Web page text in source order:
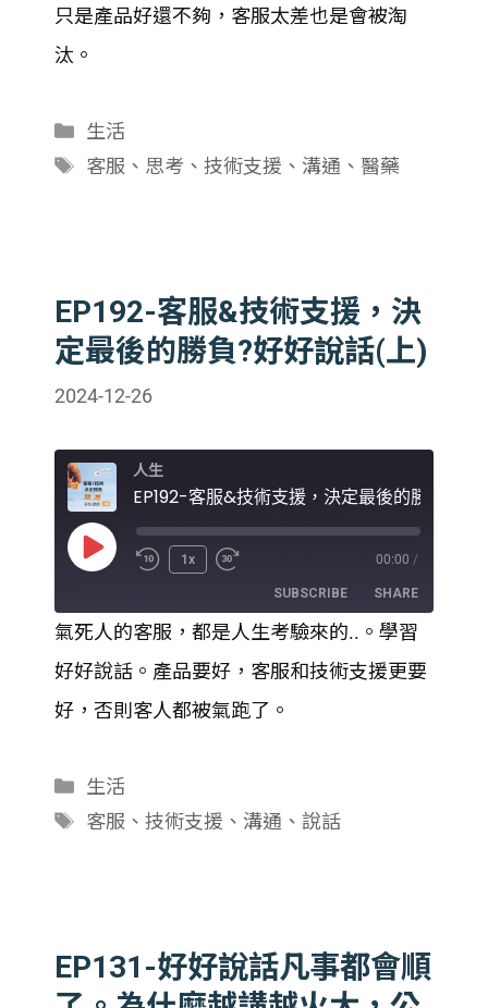
RSS FEED
EMBED
只是產品好還不夠，客服太差也是會被淘
汰。
分
類
生活
標
客服 、 思考 、 技術支援 、 溝通 、 醫藥
EP192-客服&技術支援，決
定最後的勝負?好好說話(上)
2024-12-26
人生
Play
1x 00:00 /
SUBSCRIBE SHARE
RSS FEED
SHARE
LINK
氣死人的客服，都是人生考驗來的..。學習
好好說話。產品要好，客服和技術支援更要
好，否則客人都被氣跑了。
分
類
生活
標
客服 、 技術支援 、 溝通 、 說話
EP131-好好說話凡事都會順